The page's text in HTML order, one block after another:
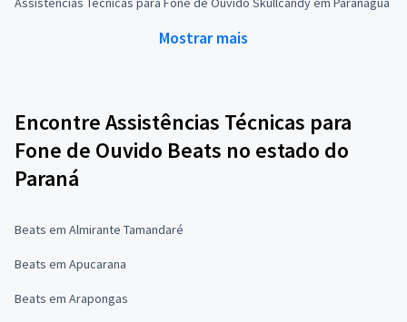
Mostrar mais
Encontre Assistências Técnicas para
Fone de Ouvido Beats no estado do
Paraná
Beats em Almirante Tamandaré
Beats em Apucarana
Beats em Arapongas